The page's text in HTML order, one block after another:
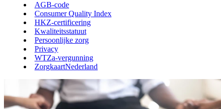
AGB-code
Consumer Quality Index
HKZ-certificering
Kwaliteitsstatuut
Persoonlijke zorg
Privacy
WTZa-vergunning
ZorgkaartNederland